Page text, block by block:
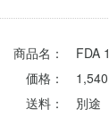
商品名：
FDA
価格：
1,540
送料：
別途